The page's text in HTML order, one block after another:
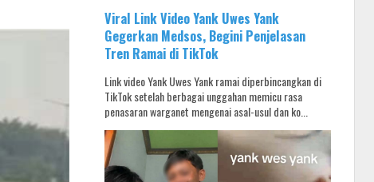
Viral Link Video Yank Uwes Yank
Gegerkan Medsos, Begini Penjelasan
Tren Ramai di TikTok
Link video Yank Uwes Yank ramai diperbincangkan di
TikTok setelah berbagai unggahan memicu rasa
penasaran warganet mengenai asal-usul dan ko...